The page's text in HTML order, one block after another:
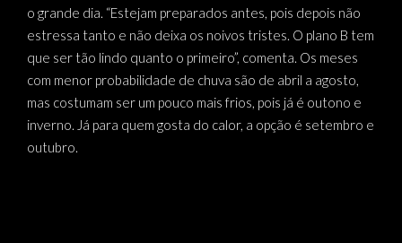
o grande dia. “Estejam preparados antes, pois depois não
estressa tanto e não deixa os noivos tristes. O plano B tem
que ser tão lindo quanto o primeiro”, comenta. Os meses
com menor probabilidade de chuva são de abril a agosto,
mas costumam ser um pouco mais frios, pois já é outono e
inverno. Já para quem gosta do calor, a opção é setembro e
outubro.